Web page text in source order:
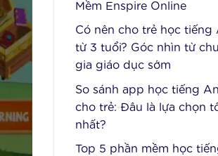
Mềm Enspire Online
Có nên cho trẻ học tiếng
từ 3 tuổi? Góc nhìn từ
gia giáo dục sớm
So sánh app học tiếng
cho trẻ: Đâu là lựa chọn
nhất?
Top 5 phần mềm học